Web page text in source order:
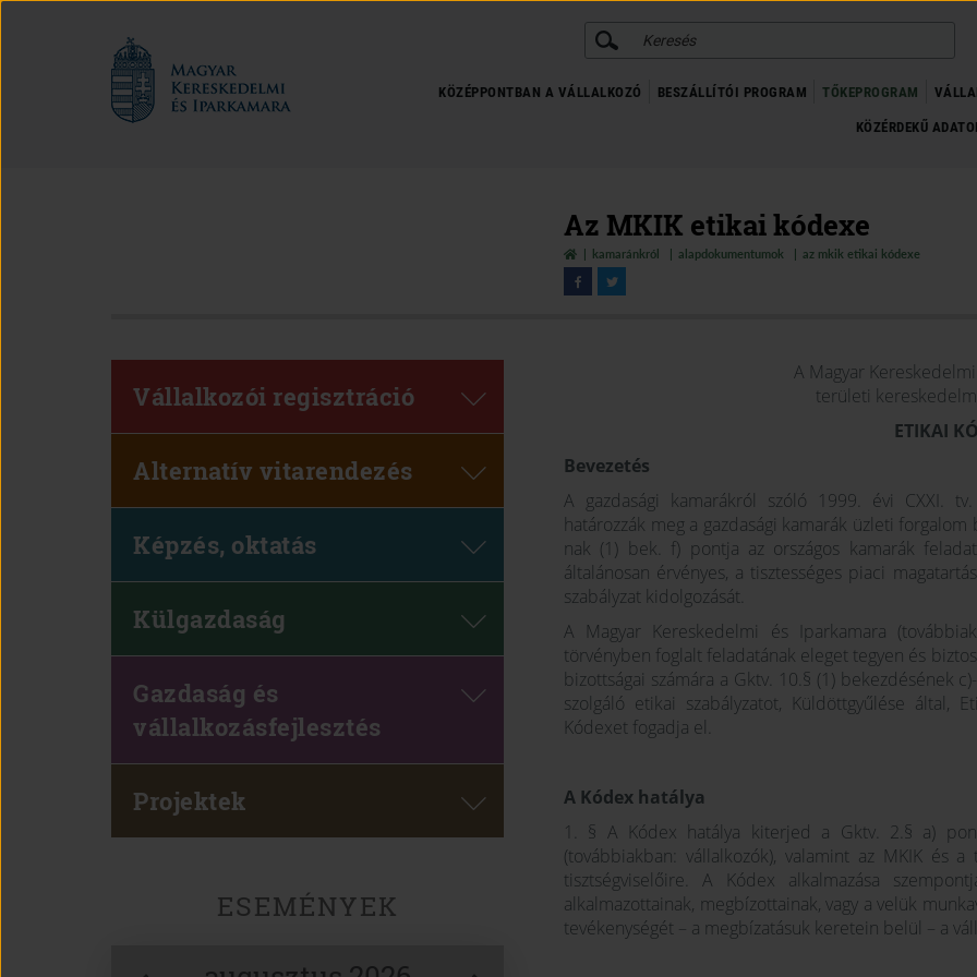
Magyar
Kereskedelmi
és
Iparkamara
KERESÉS
KÖZÉPPONTBAN A VÁLLALKOZÓ BESZÁLLÍTÓI PROGRAM TŐKEPROGRAM
KÖZÉRDEKŰ
Az MKIK etikai kódexe
kamaránkról alapdokumentumok az mkik etikai kódexe
Vállalkozói regisztráció
Alternatív vitarendezés
Képzés, oktatás
Külgazdaság
Gazdaság és
vállalkozásfejlesztés
Projektek
ESEMÉNYEK
A Magyar
területi
ETIKAI
Bevezetés
A gazdasági kamarákról szóló 1999. évi CXXI.
határozzák meg a gazdasági kamarák üzleti
nak (1) bek. f) pontja az országos kamarák
általánosan érvényes, a tisztességes piaci
szabályzat kidolgozását.
A Magyar Kereskedelmi és Iparkamara
törvényben foglalt feladatának eleget tegyen és
bizottságai számára a Gktv. 10.§ (1) bekezdésének
szolgáló etikai szabályzatot, Küldöttgyűlése által,
Kódexet fogadja el.
A Kódex hatálya
1. § A Kódex hatálya kiterjed a Gktv. 2.§ a)
(továbbiakban: vállalkozók), valamint az MKIK és
tisztségviselőire. A Kódex alkalmazása
alkalmazottainak, megbízottainak, vagy a velük
tevékenységét – a megbízatásuk keretein belül – a